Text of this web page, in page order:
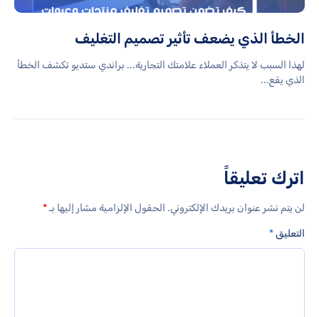
الخطأ الذي يضعف تأثير تصميم التغليف
لهذا السبب لا يتذكر العملاء علامتك التجارية... براندي ستديو تكشف الخطأ
الذي يقع...
اترك تعليقاً
لن يتم نشر عنوان بريدك الإلكتروني. الحقول الإلزامية مشار إليها بـ*
التعليق*